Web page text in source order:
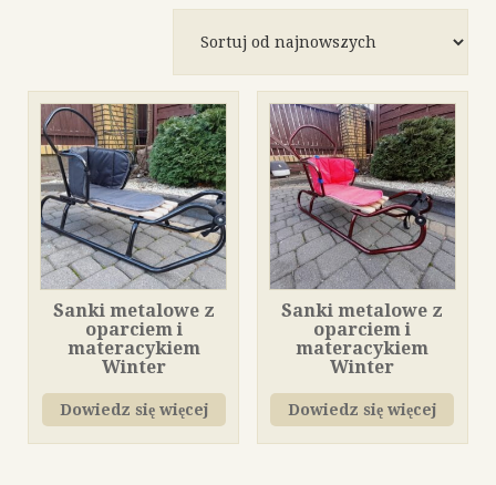
Sanki metalowe z
oparciem i
materacykiem
Winter
Dowiedz się więcej
Sanki metalowe z
oparciem i
materacykiem
Winter
Dowiedz się więcej